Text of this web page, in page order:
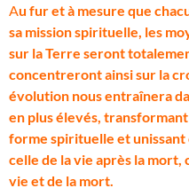
Au fur et à mesure que
sa mission spirituelle, les
sur la Terre seront
concentreront ainsi sur la
évolution nous entraînera
en plus élevés,
forme spirituelle et unissant
celle de la vie après la mort,
vie et de la mort.